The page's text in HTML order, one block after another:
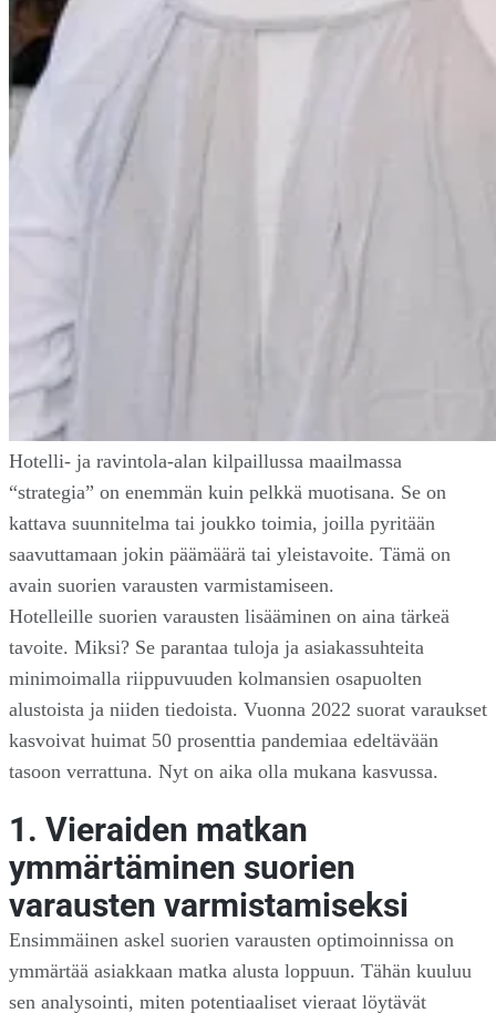
Hotelli- ja ravintola-alan kilpaillussa maailmassa
“strategia” on enemmän kuin pelkkä muotisana. Se on
kattava suunnitelma tai joukko toimia, joilla pyritään
saavuttamaan jokin päämäärä tai yleistavoite. Tämä on
avain suorien varausten varmistamiseen.
Hotelleille suorien varausten lisääminen on aina tärkeä
tavoite. Miksi? Se parantaa tuloja ja asiakassuhteita
minimoimalla riippuvuuden kolmansien osapuolten
alustoista ja niiden tiedoista. Vuonna 2022 suorat varaukset
kasvoivat huimat 50 prosenttia pandemiaa edeltävään
tasoon verrattuna. Nyt on aika olla mukana kasvussa.
1. Vieraiden matkan
ymmärtäminen suorien
varausten varmistamiseksi
Ensimmäinen askel suorien varausten optimoinnissa on
ymmärtää asiakkaan matka alusta loppuun. Tähän kuuluu
sen analysointi, miten potentiaaliset vieraat löytävät